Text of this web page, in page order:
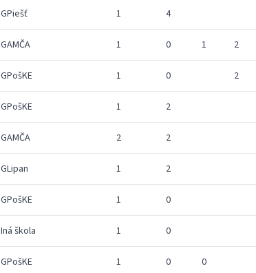
GPiešť 1 4
GAMČA 1 0 1 2
GPošKE 1 0 2
GPošKE 1 2
GAMČA 2 2
GLipan 1 2
GPošKE 1 0
Iná škola 1 0
GPošKE 1 0 0